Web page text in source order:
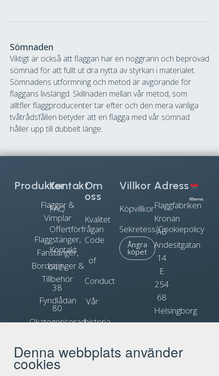
Denna webbplats använder
cookies
Sömnaden
Viktigt är också att flaggan har en noggrann och beprövad
sömnad för att fullt ut dra nytta av styrkan i materialet.
Sömnadens utformning och metod är avgörande för
flaggans livslängd. Skillnaden mellan vår metod, som
alltfler flaggproducenter tar efter och den mera vanliga
tvåtrådsfållen betyder att en flagga med vår sömnad
håller upp till dubbelt länge.
Adress
Flaggfabriken
Kronan
AB
Andesitgatan
14
E
254
68
Helsingborg
0897
Kontakt
FAQ
Offertförfrågan
Kontakt
042-
38
80
info@flagga.com
Om
oss
Kvalitet
Code
of
Conduct
Vår
historia
Flaggregler
Villkor
Köpvillkor
Sekretess/Cookiepolicy
Ångra
köpet
Produkter
Flaggor &
Vimplar
Flaggstänger,
Fanstänger,
Bordstänger &
Tillbehör
Fyndlådan
Okategoriserad